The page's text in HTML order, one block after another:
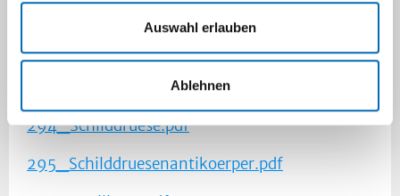
Auswahl erlauben
Ablehnen
290_Vitamine.pdf
291_Vitamine.pdf
292_Tumormarker.pdf
294_Schilddruese.pdf
295_Schilddruesenantikoerper.pdf